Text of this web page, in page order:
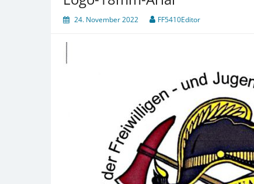
24. November 2022 FF5410Editor